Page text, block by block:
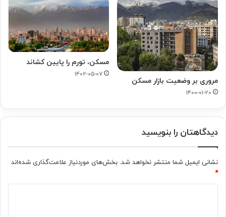
مروری بر وضعیت بازار مسکن
۱۴۰۰-۰۱-۲۰
مسکن، تورم را پایین کشاند
۱۴۰۲-۰۵-۰۷
دیدگاهتان را بنویسید
نشانی ایمیل شما منتشر نخواهد شد. بخش‌های موردنیاز علامت‌گذاری شده‌اند
*